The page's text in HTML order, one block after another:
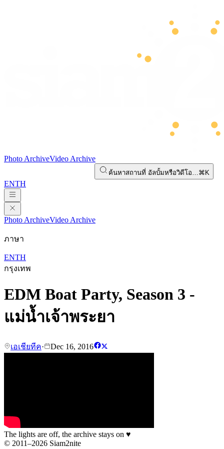
Photo ArchiveVideo Archive
ค้นหาสถานที่ อัลบั้มหรือวิดีโอ…⌘K
ENTH
Photo ArchiveVideo Archive
ภาษา
ENTH
กรุงเทพ
EDM Boat Party, Season 3 -
แม่น้ำเจ้าพระยา
เอเชียทีค· Dec 16, 2016
The lights are off, the archive stays on ♥
© 2011–2026 Siam2nite